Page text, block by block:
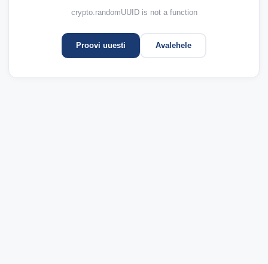
crypto.randomUUID is not a function
Proovi uuesti Avalehele